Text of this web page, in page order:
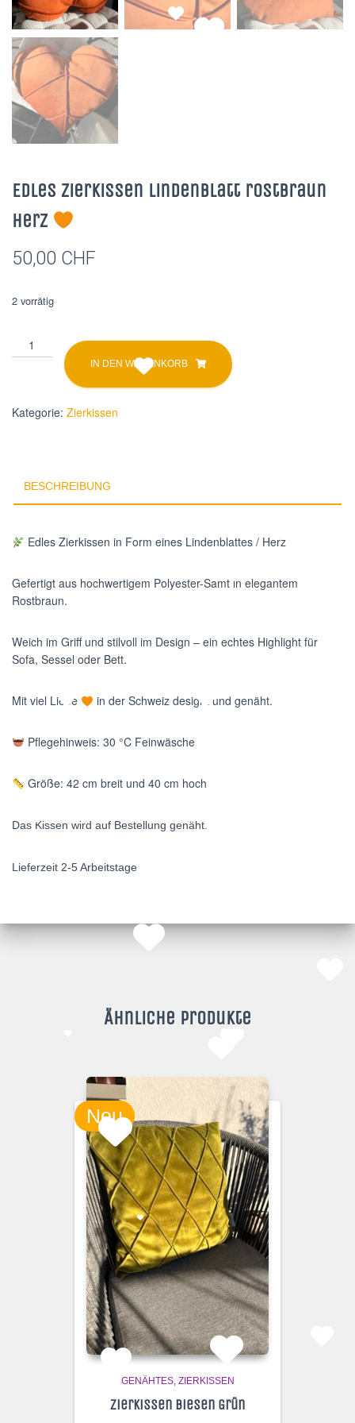
Edles Zierkissen Lindenblatt rostbraun
Herz
50,00 CHF
2 vorrätig
Edles
Zierkissen
Lindenblatt
Herz
IN DEN WARENKORB
Kategorie: Zierkissen
BESCHREIBUNG
Edles Zierkissen in Form eines Lindenblattes / Herz
Gefertigt aus hochwertigem Polyester-Samt in elegantem
Rostbraun.
Weich im Griff und stilvoll im Design – ein echtes Highlight für
Sofa, Sessel oder Bett.
Mit viel Liebe in der Schweiz designt und genäht.
Pflegehinweis: 30 °C Feinwäsche
Größe: 42 cm breit und 40 cm hoch
Das Kissen wird auf Bestellung genäht.
Lieferzeit 2-5 Arbeitstage
Ähnliche Produkte
Neu
GENÄHTES ZIERKISSEN
Zierkissen Biesen Grün